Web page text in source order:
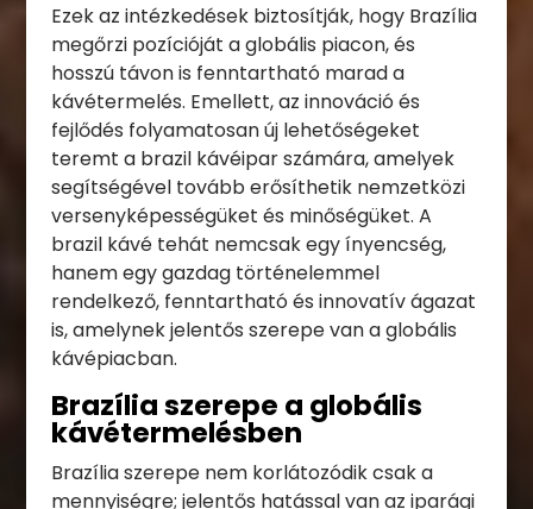
Ezek az intézkedések biztosítják, hogy Brazília
megőrzi pozícióját a globális piacon, és
hosszú távon is fenntartható marad a
kávétermelés. Emellett, az innováció és
fejlődés folyamatosan új lehetőségeket
teremt a brazil kávéipar számára, amelyek
segítségével tovább erősíthetik nemzetközi
versenyképességüket és minőségüket. A
brazil kávé tehát nemcsak egy ínyencség,
hanem egy gazdag történelemmel
rendelkező, fenntartható és innovatív ágazat
is, amelynek jelentős szerepe van a globális
kávépiacban.
Brazília szerepe a globális
kávétermelésben
Brazília szerepe nem korlátozódik csak a
mennyiségre; jelentős hatással van az iparági